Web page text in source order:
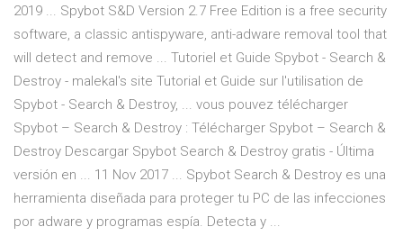
2019 ... Spybot S&D Version 2.7 Free Edition is a free security
software, a classic antispyware, anti-adware removal tool that
will detect and remove ... Tutoriel et Guide Spybot - Search &
Destroy - malekal's site Tutorial et Guide sur l'utilisation de
Spybot - Search & Destroy, ... vous pouvez télécharger
Spybot – Search & Destroy : Télécharger Spybot – Search &
Destroy Descargar Spybot Search & Destroy gratis - Última
versión en ... 11 Nov 2017 ... Spybot Search & Destroy es una
herramienta diseñada para proteger tu PC de las infecciones
por adware y programas espía. Detecta y ...